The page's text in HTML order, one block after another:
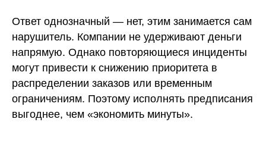
Ответ однозначный — нет, этим занимается сам
нарушитель. Компании не удерживают деньги
напрямую. Однако повторяющиеся инциденты
могут привести к снижению приоритета в
распределении заказов или временным
ограничениям. Поэтому исполнять предписания
выгоднее, чем «экономить минуты».